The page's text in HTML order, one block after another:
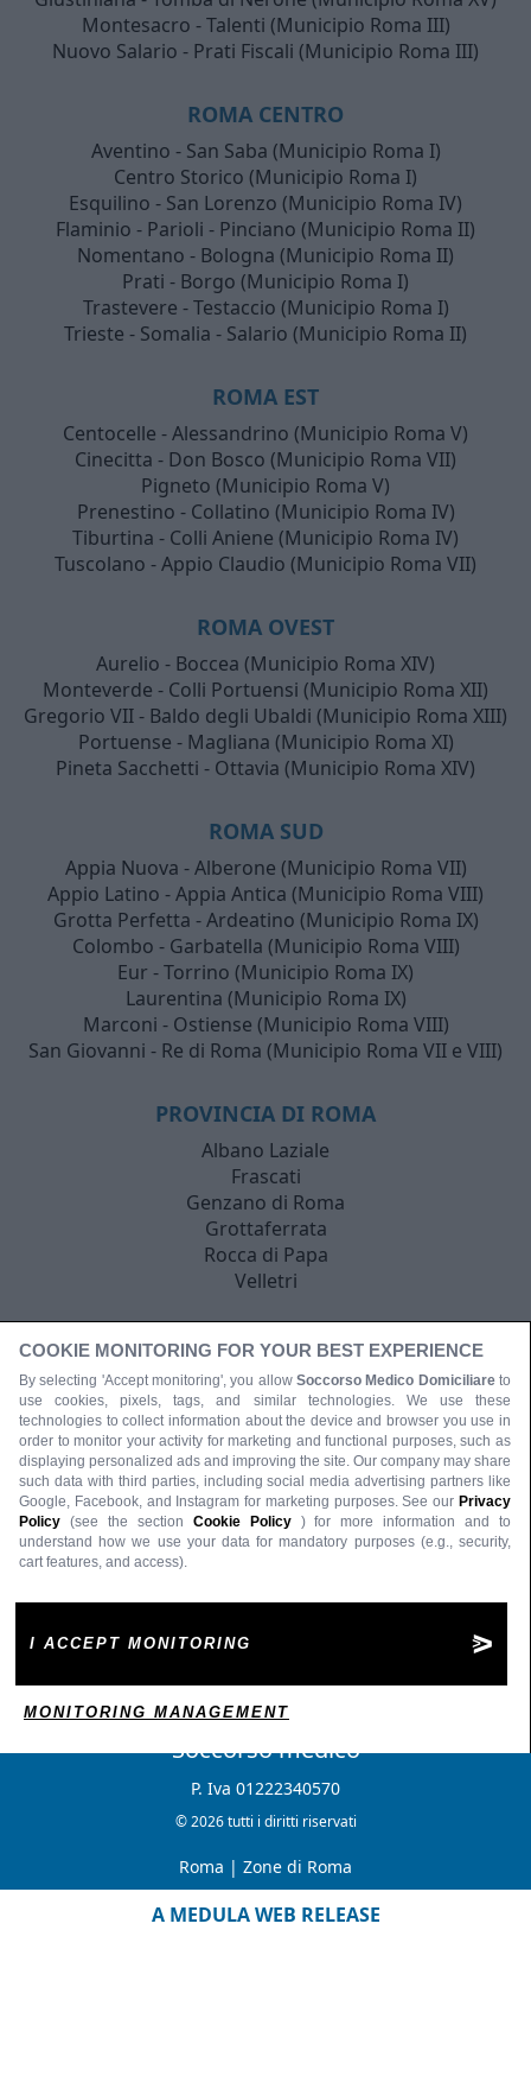
Montesacro - Talenti (Municipio Roma III)
Nuovo Salario - Prati Fiscali (Municipio Roma III)
ROMA CENTRO
Aventino - San Saba (Municipio Roma I)
Centro Storico (Municipio Roma I)
Esquilino - San Lorenzo (Municipio Roma IV)
Flaminio - Parioli - Pinciano (Municipio Roma II)
Nomentano - Bologna (Municipio Roma II)
Prati - Borgo (Municipio Roma I)
Trastevere - Testaccio (Municipio Roma I)
Trieste - Somalia - Salario (Municipio Roma II)
ROMA EST
Centocelle - Alessandrino (Municipio Roma V)
Cinecitta - Don Bosco (Municipio Roma VII)
Pigneto (Municipio Roma V)
Prenestino - Collatino (Municipio Roma IV)
Tiburtina - Colli Aniene (Municipio Roma IV)
Tuscolano - Appio Claudio (Municipio Roma VII)
ROMA OVEST
Aurelio - Boccea (Municipio Roma XIV)
Monteverde - Colli Portuensi (Municipio Roma XII)
Gregorio VII - Baldo degli Ubaldi (Municipio Roma XIII)
Portuense - Magliana (Municipio Roma XI)
Pineta Sacchetti - Ottavia (Municipio Roma XIV)
ROMA SUD
Appia Nuova - Alberone (Municipio Roma VII)
Appio Latino - Appia Antica (Municipio Roma VIII)
Grotta Perfetta - Ardeatino (Municipio Roma IX)
Colombo - Garbatella (Municipio Roma VIII)
Eur - Torrino (Municipio Roma IX)
Laurentina (Municipio Roma IX)
Marconi - Ostiense (Municipio Roma VIII)
San Giovanni - Re di Roma (Municipio Roma VII e VIII)
PROVINCIA DI ROMA
Albano Laziale
Frascati
Genzano di Roma
Grottaferrata
Rocca di Papa
Velletri
Soccorso medico
P. Iva 01222340570
© 2026 tutti i diritti riservati
Roma | Zone di Roma
A MEDULA WEB RELEASE
COOKIE MONITORING FOR YOUR BEST EXPERIENCE
By selecting 'Accept monitoring', you allow Soccorso Medico Domiciliare to
use cookies, pixels, tags, and similar technologies. We use these
technologies to collect information about the device and browser you use in
order to monitor your activity for marketing and functional purposes, such as
displaying personalized ads and improving the site. Our company may share
such data with third parties, including social media advertising partners like
Google, Facebook, and Instagram for marketing purposes. See our Privacy
Policy (see the section Cookie Policy
) for more information and to
understand how we use your data for mandatory purposes (e.g., security,
cart features, and access).
I ACCEPT MONITORING
MONITORING MANAGEMENT